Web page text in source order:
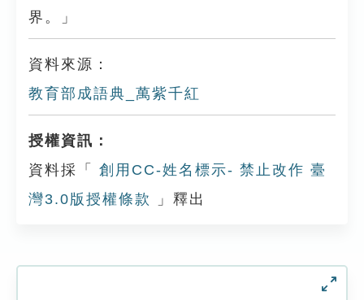
界。」
資料來源：
教育部成語典_萬紫千紅
授權資訊：
資料採「
創用CC-姓名標示- 禁止改作 臺
灣3.0版授權條款
」釋出